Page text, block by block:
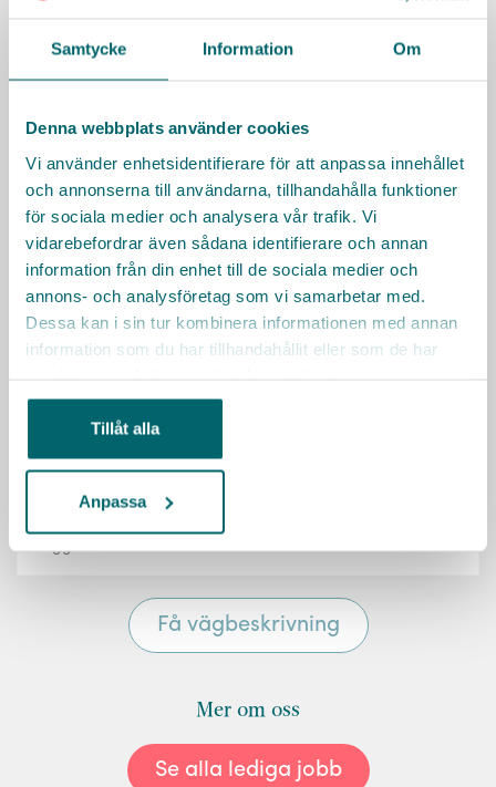
Samtycke Information Om
Denna webbplats använder cookies
Vi använder enhetsidentifierare för att anpassa innehållet
och annonserna till användarna, tillhandahålla funktioner
för sociala medier och analysera vår trafik. Vi
vidarebefordrar även sådana identifierare och annan
information från din enhet till de sociala medier och
annons- och analysföretag som vi samarbetar med.
Dessa kan i sin tur kombinera informationen med annan
information som du har tillhandahållit eller som de har
Tillåt alla
Anpassa
pia.nordstrom@vardaga.se
Facklig kontakt:
010-442 90 32
pvo.ambea.stockholm@kommunal.se
Besök Vardagas webbsida
Sociala medier
Räkna ut resväg
Mer om oss
Se alla lediga jobb